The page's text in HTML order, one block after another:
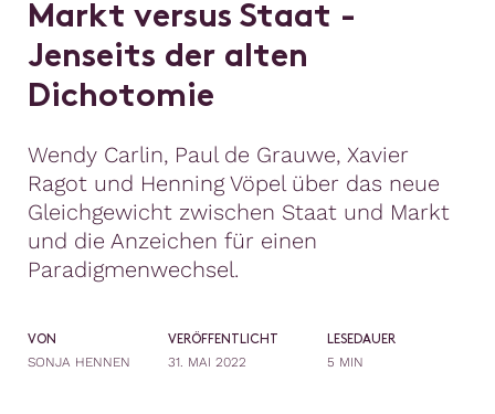
Markt versus Staat -
Jenseits der alten
Dichotomie
Wendy Carlin, Paul de Grauwe, Xavier
Ragot und Henning Vöpel über das neue
Gleichgewicht zwischen Staat und Markt
und die Anzeichen für einen
Paradigmenwechsel.
VON
SONJA HENNEN
VERÖFFENTLICHT
31. MAI 2022
LESEDAUER
5 MIN